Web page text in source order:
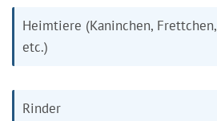
Heimtiere (Kaninchen, Frettchen,
etc.)
Rinder